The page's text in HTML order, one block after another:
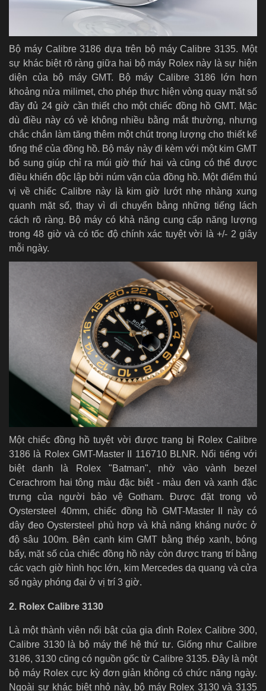
Bộ máy Calibre 3186 dựa trên bộ máy Calibre 3135. Một
sự khác biệt rõ ràng giữa hai bộ máy Rolex này là sự hiện
diện của bộ máy GMT. Bộ máy Calibre 3186 lớn hơn
khoảng nửa milimet, cho phép thực hiện vòng quay mặt số
đầy đủ 24 giờ cần thiết cho một chiếc đồng hồ GMT. Mặc
dù điều này có vẻ không nhiều bằng mắt thường, nhưng
chắc chắn làm tăng thêm một chút trọng lượng cho thiết kế
tổng thể của đồng hồ. Bộ máy này đi kèm với một kim GMT
bổ sung giúp chỉ ra múi giờ thứ hai và cũng có thể được
điều khiển độc lập bởi núm vặn của đồng hồ. Một điểm thú
vị về chiếc Calibre này là kim giờ lướt nhẹ nhàng xung
quanh mặt số, thay vì di chuyển bằng những tiếng lách
cách rõ ràng. Bộ máy có khả năng cung cấp năng lượng
trong 48 giờ và có tốc độ chính xác tuyệt vời là +/- 2 giây
mỗi ngày.
Một chiếc đồng hồ tuyệt vời được trang bị Rolex Calibre
3186 là Rolex GMT-Master II 116710 BLNR. Nổi tiếng với
biệt danh là Rolex "Batman", nhờ vào vành bezel
Cerachrom hai tông màu đặc biệt - màu đen và xanh đặc
trưng của người bảo vệ Gotham. Được đặt trong vỏ
Oystersteel 40mm, chiếc đồng hồ GMT-Master II này có
dây đeo Oystersteel phù hợp và khả năng kháng nước ở
độ sâu 100m. Bên cạnh kim GMT bằng thép xanh, bóng
bẩy, mặt số của chiếc đồng hồ này còn được trang trí bằng
các vạch giờ hình học lớn, kim Mercedes dạ quang và cửa
sổ ngày phóng đại ở vị trí 3 giờ.
2. Rolex Calibre 3130
Là một thành viên nổi bật của gia đình Rolex Calibre 300,
Calibre 3130 là bộ máy thế hệ thứ tư. Giống như Calibre
3186, 3130 cũng có nguồn gốc từ Calibre 3135. Đây là một
bộ máy Rolex cực kỳ đơn giản không có chức năng ngày.
Ngoài sự khác biệt nhỏ này, bộ máy Rolex 3130 và 3135